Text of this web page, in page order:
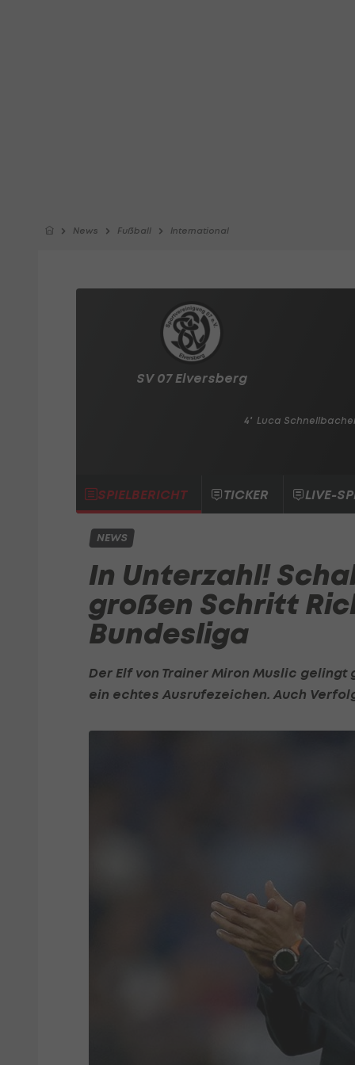
News Fußball International
SV 07 Elversberg
4' Luca
SPIELBERICHT TICKER LIVE-
NEWS
In Unterzahl!
großen Schritt
Bundesliga
Der Elf von Trainer Miron Muslic
ein echtes Ausrufezeichen. Auch